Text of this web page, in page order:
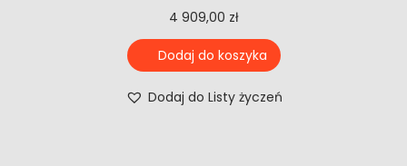
4 909,00 zł
Dodaj do koszyka
Dodaj do Listy życzeń